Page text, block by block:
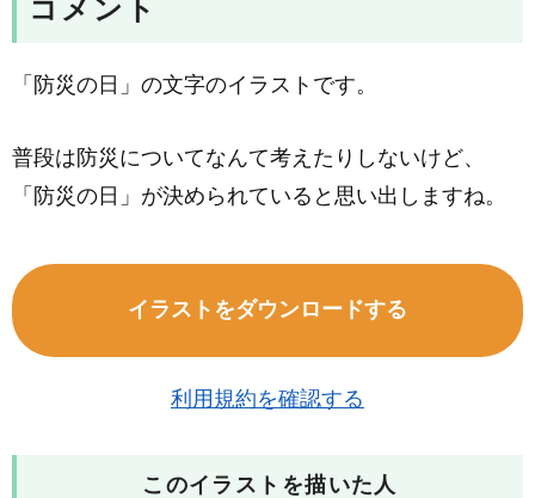
コメント
「防災の日」の文字のイラストです。
普段は防災についてなんて考えたりしないけど、
「防災の日」が決められていると思い出しますね。
イラストをダウンロードする
利用規約を確認する
このイラストを描いた人